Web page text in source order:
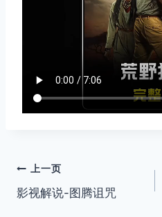
文
章
上一页
影视解说-图腾诅咒